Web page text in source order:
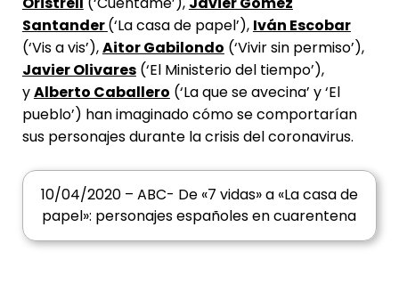
Santander(‘La casa de papel’), Iván Escobar
(‘Vis a vis’),Aitor Gabilondo (‘Vivir sin permiso’),
Javier Olivares(‘El Ministerio del tiempo’),
yAlberto Caballero (‘La que se avecina’ y ‘El
pueblo’) han imaginado cómo se comportarían
sus personajes durante la crisis del coronavirus.
10/04/2020 – ABC- De «7 vidas» a «La casa de
papel»: personajes españoles en cuarentena